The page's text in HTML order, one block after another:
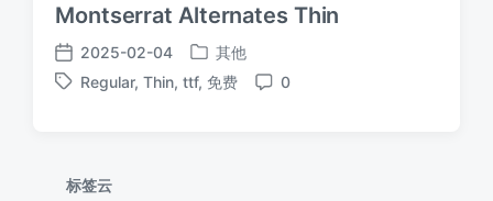
Montserrat Alternates Thin
发
布
2025-02-04
发
布
其他
标
Regular, Thin, ttf, 免费
评
0
标签云